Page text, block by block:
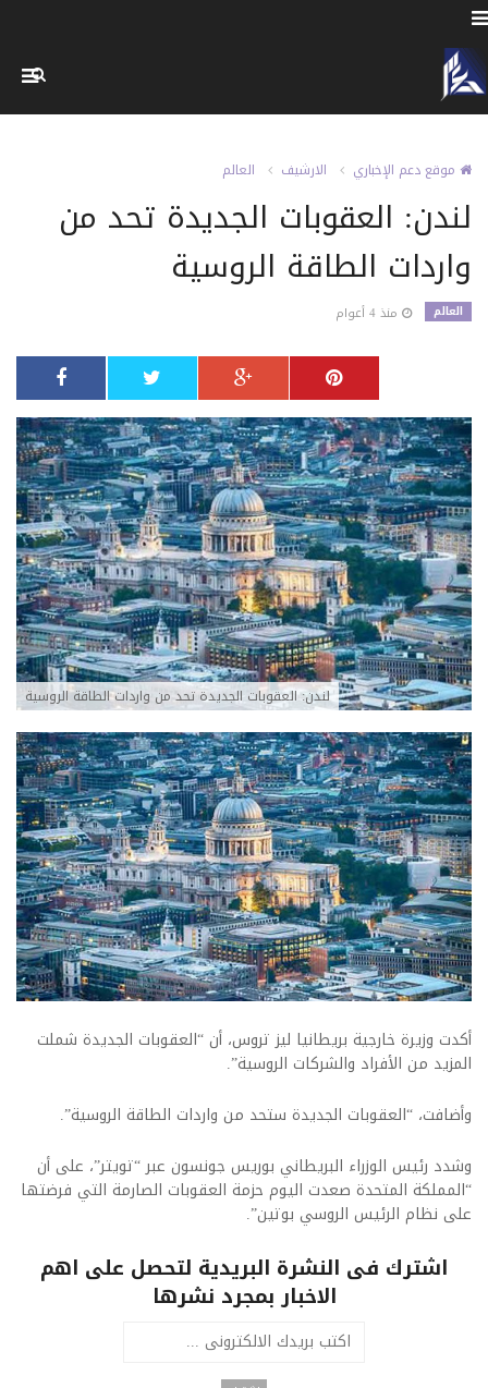
موقع دعم الإخباري الارشيف العالم
لندن: العقوبات الجديدة تحد من
واردات الطاقة الروسية
العالم منذ 4 أعوام
لندن: العقوبات الجديدة تحد من واردات الطاقة الروسية
أكدت وزيرة خارجية بريطانيا ليز تروس، أن “العقوبات الجديدة شملت
المزيد من الأفراد والشركات الروسية”.
وأضافت، “العقوبات الجديدة ستحد من واردات الطاقة الروسية”.
وشدد رئيس الوزراء البريطاني بوريس جونسون عبر “تويتر”، على أن
“المملكة المتحدة صعدت اليوم حزمة العقوبات الصارمة التي فرضتها
على نظام الرئيس الروسي بوتين”.
اشترك فى النشرة البريدية لتحصل على اهم
الاخبار بمجرد نشرها